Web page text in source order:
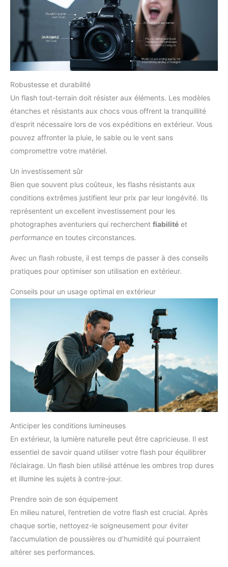
Robustesse et durabilité
Un flash tout-terrain doit résister aux éléments. Les modèles
étanches et résistants aux chocs vous offrent la tranquillité
d’esprit nécessaire lors de vos expéditions en extérieur. Vous
pouvez affronter la pluie, le sable ou le vent sans
compromettre votre matériel.
Un investissement sûr
Bien que souvent plus coûteux, les flashs résistants aux
conditions extrêmes justifient leur prix par leur longévité. Ils
représentent un excellent investissement pour les
photographes aventuriers qui recherchent fiabilité et
performance en toutes circonstances.
Avec un flash robuste, il est temps de passer à des conseils
pratiques pour optimiser son utilisation en extérieur.
Conseils pour un usage optimal en extérieur
Anticiper les conditions lumineuses
En extérieur, la lumière naturelle peut être capricieuse. Il est
essentiel de savoir quand utiliser votre flash pour équilibrer
l’éclairage. Un flash bien utilisé atténue les ombres trop dures
et illumine les sujets à contre-jour.
Prendre soin de son équipement
En milieu naturel, l’entretien de votre flash est crucial. Après
chaque sortie, nettoyez-le soigneusement pour éviter
l’accumulation de poussières ou d’humidité qui pourraient
altérer ses performances.